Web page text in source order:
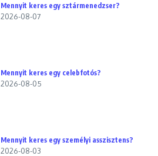
Mennyit keres egy sztármenedzser?
2026-08-07
Mennyit keres egy celebfotós?
2026-08-05
Mennyit keres egy személyi asszisztens?
2026-08-03